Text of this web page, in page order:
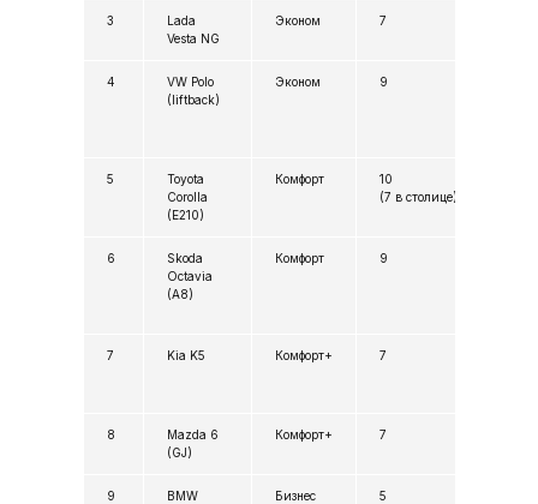
3
Lada
Vesta NG
Эконом 7
4
VW Polo
(liftback)
Эконом 9
5
Toyota
Corolla
(E210)
Комфорт
10
(7 в столице)
6
Skoda
Octavia
(A8)
Комфорт 9
7 Kia K5 Комфорт+ 7
8
Mazda 6
(GJ)
Комфорт+ 7
9
BMW
Бизнес 5